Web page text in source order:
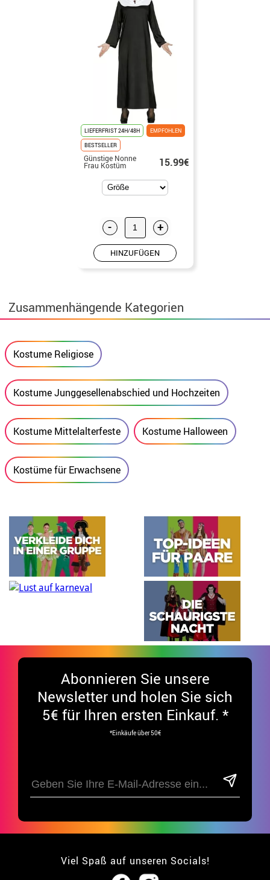
LIEFERFRIST 24H/48H
EMPFOHLEN
BESTSELLER
Günstige Nonne
Frau Kostüm 15.99€
- +
HINZUFÜGEN
Zusammenhängende Kategorien
Kostume Religiose
Kostume Junggesellenabschied und Hochzeiten
Kostume Mittelalterfeste Kostume Halloween
Kostüme für Erwachsene
Abonnieren Sie unsere
Newsletter und holen Sie sich
5€ für Ihren ersten Einkauf. *
*Einkäufe über 50€
Viel Spaß auf unseren Socials!